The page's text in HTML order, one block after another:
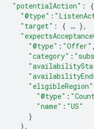
"potentialAction" :
{
"@type" :
"target" : { … },
"@type" : "Offer" ,
"category" :
"eligibleRegion"
"@type" :
"name" : "US"
}
},